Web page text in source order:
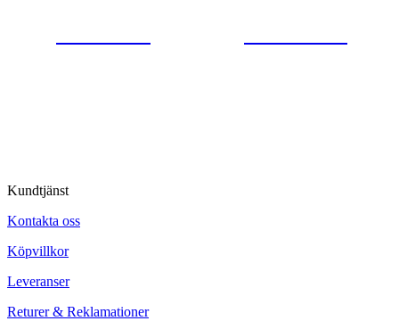
Kundtjänst
Kontakta oss
Köpvillkor
Leveranser
Returer & Reklamationer